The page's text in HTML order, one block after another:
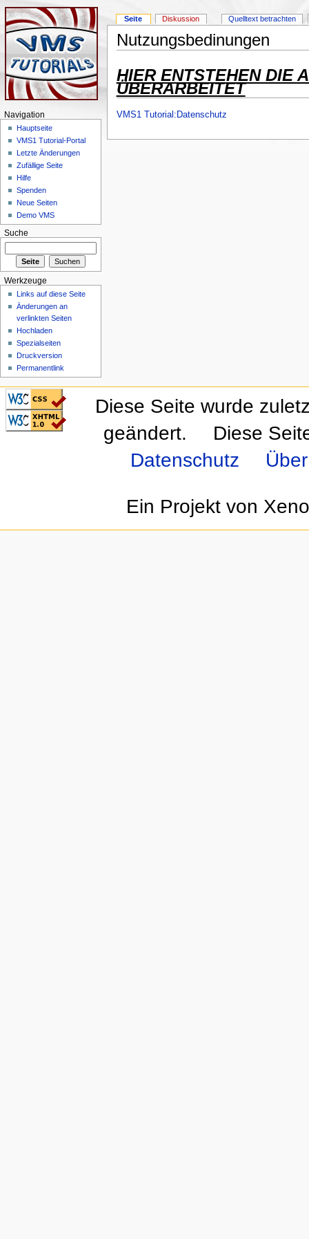
Nutzungsbedinungen
HIER ENTSTEHEN DIE
ÜBERARBEITET
VMS1 Tutorial:Datenschutz
Seite Diskussion Quelltext betrachten
Navigation
Hauptseite
VMS1 Tutorial-Portal
Letzte Änderungen
Zufällige Seite
Hilfe
Spenden
Neue Seiten
Demo VMS
Suche
Werkzeuge
Links auf diese Seite
Änderungen an
verlinkten Seiten
Hochladen
Spezialseiten
Druckversion
Permanentlink
CSS ist valide!
Valid XHTML 1.0
Transitional
Diese Seite wurde
geändert.
Diese
Datenschutz
Ein Projekt von